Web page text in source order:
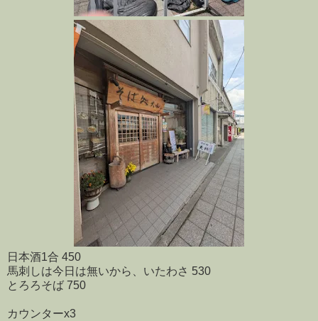
日本酒1合 450
馬刺しは今日は無いから、いたわさ 530
とろろそば 750
カウンターx3